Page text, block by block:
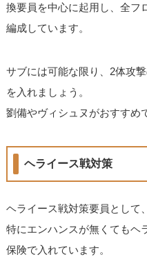
換要員を中心に起用し、全フ
編成しています。
サブには可能な限り、2体攻
を入れましょう。
劉備やヴィシュヌがおすすめ
ヘライース戦対策
ヘライース戦対策要員として
特にエンハンスが無くてもヘ
保険で入れています。